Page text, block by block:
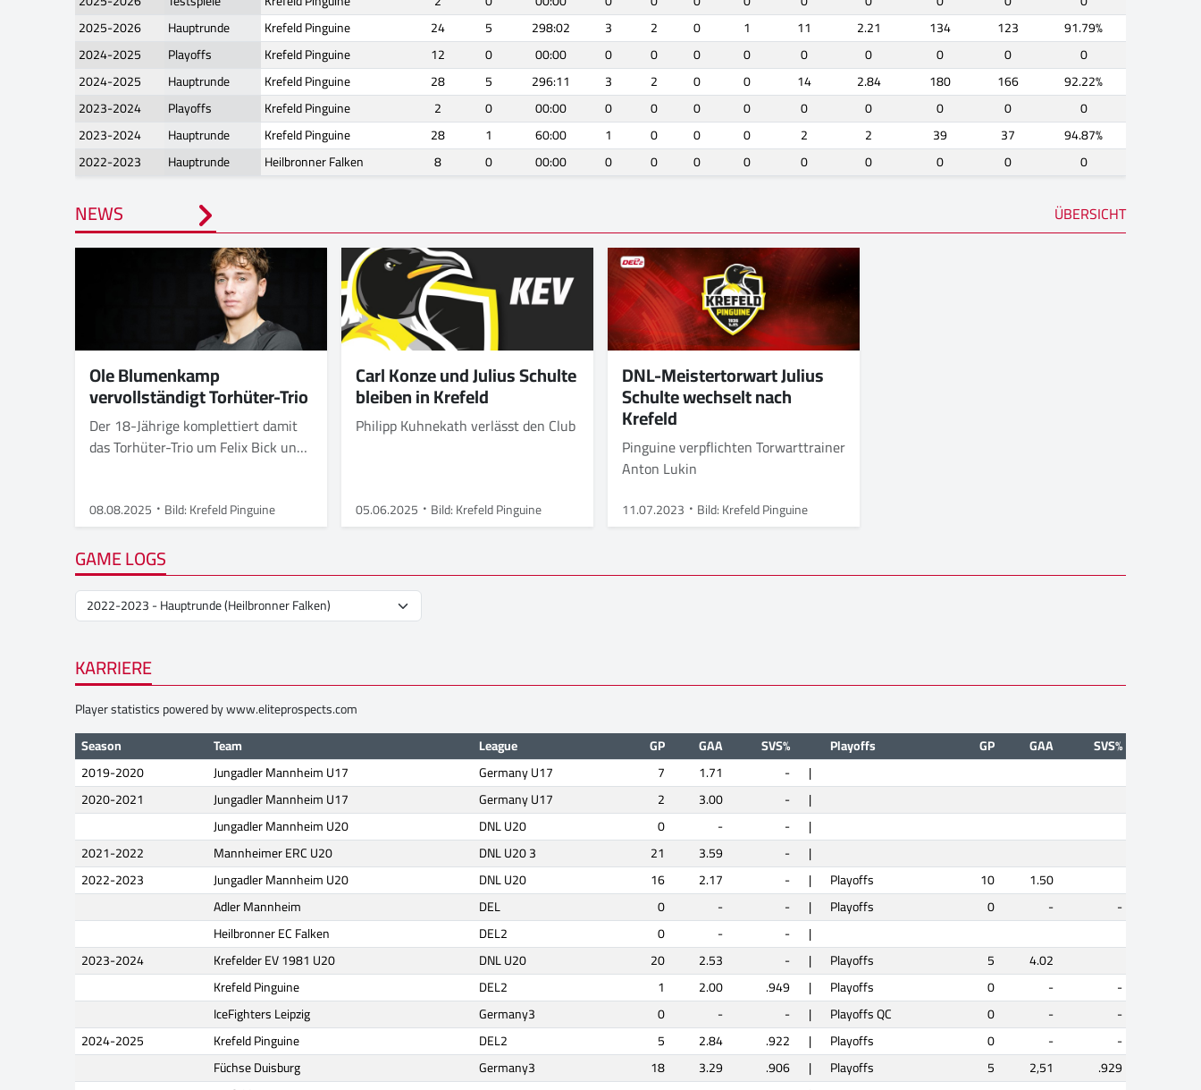
2025-2026
Hauptrunde Krefeld Pinguine 24 5 298:02 3 2 0 1 11 2.21 134 123
91.79%
2024-2025
Playoffs Krefeld Pinguine 12 0 00:00 0 0 0 0 0 0 0 0
0
2024-2025
Hauptrunde Krefeld Pinguine 28 5 296:11 3 2 0 0 14 2.84 180 166
92.22%
2023-2024
Playoffs Krefeld Pinguine 2 0 00:00 0 0 0 0 0 0 0 0
0
2023-2024
Hauptrunde Krefeld Pinguine 28 1 60:00 1 0 0 0 2 2 39 37
94.87%
2022-2023
Hauptrunde Heilbronner Falken 8 0 00:00 0 0 0 0 0 0 0 0 0
NEWS ÜBERSICHT
Ole Blumenkamp
vervollständigt Torhüter-Trio
Der 18-Jährige komplettiert damit
das Torhüter-Trio um Felix Bick und
08.08.2025 Bild: Krefeld Pinguine
Carl Konze und Julius Schulte
bleiben in Krefeld
Philipp Kuhnekath verlässt den Club
05.06.2025 Bild: Krefeld Pinguine
DNL-Meistertorwart Julius
Schulte wechselt nach
Krefeld
Pinguine verpflichten Torwarttrainer
Anton Lukin
11.07.2023 Bild: Krefeld Pinguine
GAME LOGS
KARRIERE
Player statistics powered bywww.eliteprospects.com
Season
Team League GP GAA SVS% Playoffs GP GAA
SVS%
2019-2020
Jungadler Mannheim U17 Germany U17 7 1.71 -
|
2020-2021
Jungadler Mannheim U17 Germany U17 2 3.00 -
|
Jungadler Mannheim U20
DNL U20 0 - -
|
2021-2022
Mannheimer ERC U20 DNL U20 3 21 3.59 -
|
2022-2023
Jungadler Mannheim U20 DNL U20 16 2.17 - | Playoffs 10
1.50
Adler Mannheim
DEL 0 - - | Playoffs 0 -
-
Heilbronner EC Falken
DEL2 0 - -
|
2023-2024
Krefelder EV 1981 U20 DNL U20 20 2.53 - | Playoffs 5
4.02
Krefeld Pinguine
DEL2 1 2.00 .949 | Playoffs 0 -
-
IceFighters Leipzig
Germany3 0 - - | Playoffs QC 0 -
-
2024-2025
Krefeld Pinguine DEL2 5 2.84 .922 | Playoffs 0 -
-
Füchse Duisburg
Germany3 18 3.29 .906 | Playoffs 5 2,51
.929